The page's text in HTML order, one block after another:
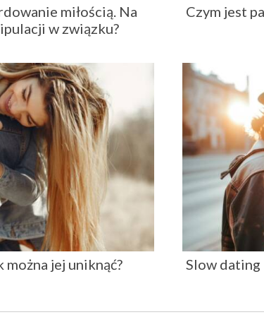
miłością. Na
w związku?
Czym jest
można jej uniknąć? Slow dating